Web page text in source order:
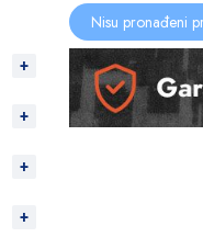
Nisu pronađeni